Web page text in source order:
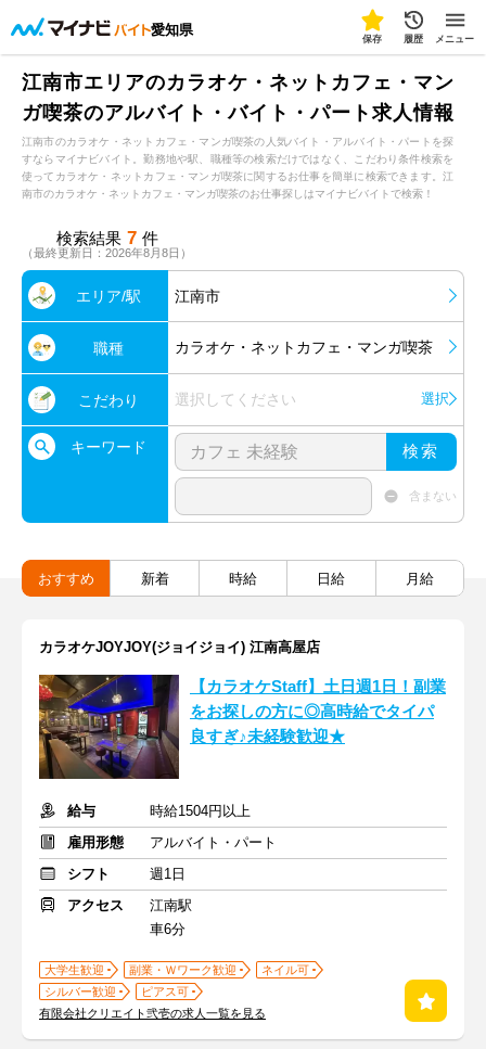
愛知県
保存 履歴 メニュー
江南市エリアのカラオケ・ネットカフェ・マン
ガ喫茶のアルバイト・バイト・パート求人情報
江南市のカラオケ・ネットカフェ・マンガ喫茶の人気バイト・アルバイト・パートを探
すならマイナビバイト。勤務地や駅、職種等の検索だけではなく、こだわり条件検索を
使ってカラオケ・ネットカフェ・マンガ喫茶に関するお仕事を簡単に検索できます。江
南市のカラオケ・ネットカフェ・マンガ喫茶のお仕事探しはマイナビバイトで検索！
検索結果 7 件
（最終更新日：2026年8月8日）
エリア/駅 江南市
職種 カラオケ・ネットカフェ・マンガ喫茶
こだわり 選択してください 選択
キーワード 検索
含まない
おすすめ 新着 時給 日給 月給
カラオケJOYJOY(ジョイジョイ) 江南高屋店
【カラオケStaff】土日週1日！副業
をお探しの方に◎高時給でタイパ
良すぎ♪未経験歓迎★
給与
時給1504円以上
雇用形態
アルバイト・パート
シフト
週1日
アクセス
江南駅
車6分
大学生歓迎 副業・Ｗワーク歓迎
ネイル可
シルバー歓迎
ピアス可
有限会社クリエイト弐壱の求人一覧を見る